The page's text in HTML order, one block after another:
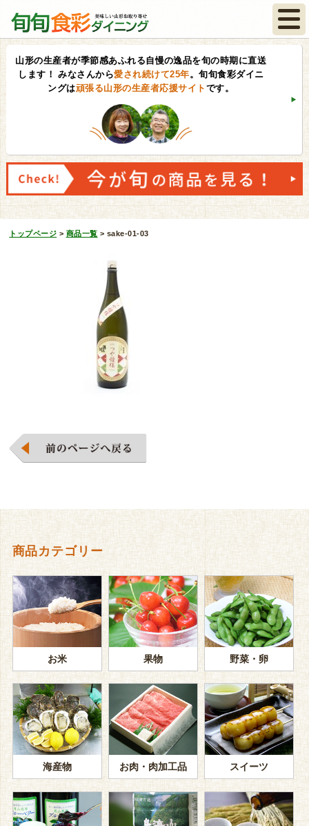
山形の生産者が季節感あふれる自慢の逸品を旬の時期に直送
します！ みなさんから愛され続けて25年。旬旬食彩ダイニ
ングは頑張る山形の生産者応援サイト です。
トップページ > 商品一覧 > sake-01-03
商品カテゴリー
お米 果物 野菜・卵
海産物 お肉・肉加工品 スイーツ